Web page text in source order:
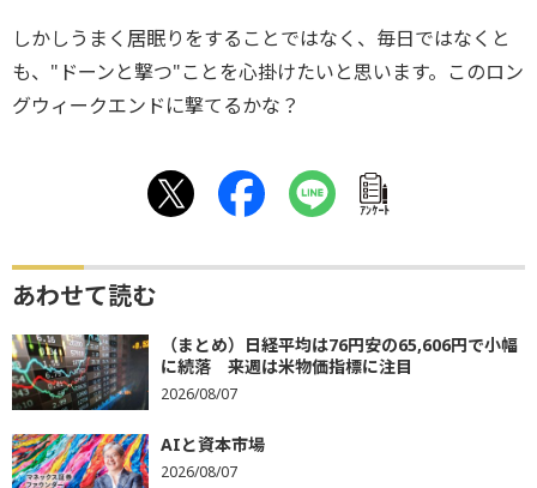
しかしうまく居眠りをすることではなく、毎日ではなくと
も、"ドーンと撃つ"ことを心掛けたいと思います。このロン
グウィークエンドに撃てるかな？
ｱﾝｹｰﾄ
あわせて読む
（まとめ）日経平均は76円安の65,606円で小幅
に続落 来週は米物価指標に注目
2026/08/07
AIと資本市場
2026/08/07